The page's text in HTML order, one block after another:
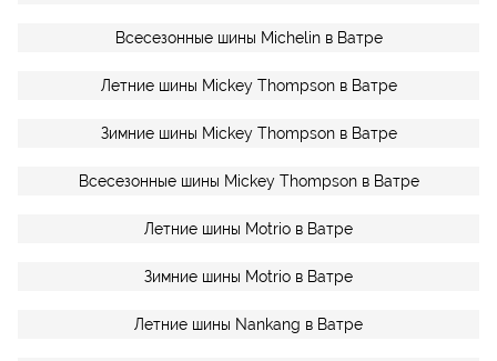
Всесезонные шины Michelin в Ватре
Летние шины Mickey Thompson в Ватре
Зимние шины Mickey Thompson в Ватре
Всесезонные шины Mickey Thompson в Ватре
Летние шины Motrio в Ватре
Зимние шины Motrio в Ватре
Летние шины Nankang в Ватре